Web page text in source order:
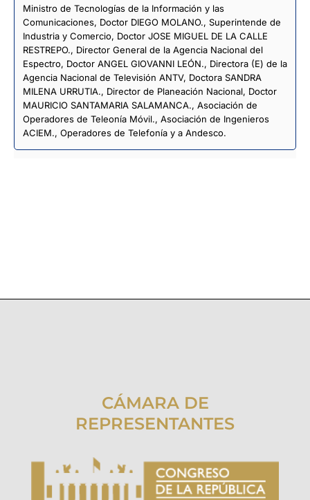
Ministro de Tecnologías de la Información y las
Comunicaciones, Doctor DIEGO MOLANO., Superintende de
Industria y Comercio, Doctor JOSE MIGUEL DE LA CALLE
RESTREPO., Director General de la Agencia Nacional del
Espectro, Doctor ANGEL GIOVANNI LEÓN., Directora (E) de la
Agencia Nacional de Televisión ANTV, Doctora SANDRA
MILENA URRUTIA., Director de Planeación Nacional, Doctor
MAURICIO SANTAMARIA SALAMANCA., Asociación de
Operadores de Teleonía Móvil., Asociación de Ingenieros
ACIEM., Operadores de Telefonía y a Andesco.
CÁMARA DE
REPRESENTANTES